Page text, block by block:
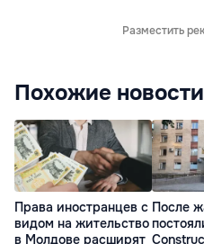
Разместить
Похожие новости
Права иностранцев с
видом на жительство
в Молдове расширят
После